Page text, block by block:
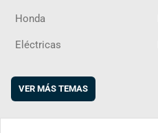
Honda
Eléctricas
VER MÁS TEMAS